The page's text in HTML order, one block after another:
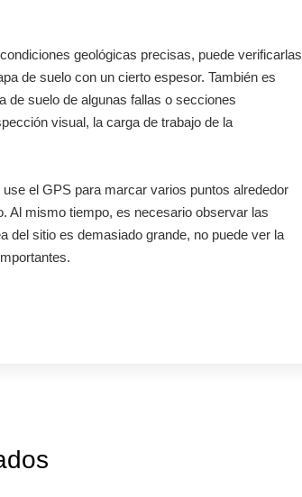
geológicas precisas, puede verificarlas
de suelo con un cierto espesor. También es
de suelo de algunas fallas o secciones
visual, la carga de trabajo de la
el GPS para marcar varios puntos alrededor
Al mismo tiempo, es necesario observar las
del sitio es demasiado grande, no puede ver la